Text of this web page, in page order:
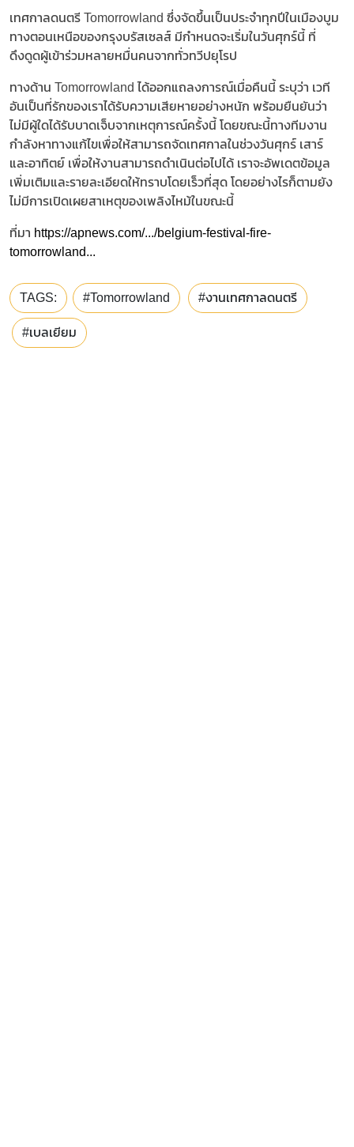
เทศกาลดนตรี Tomorrowland ซึ่งจัดขึ้นเป็นประจำทุกปีในเมืองบูม
ทางตอนเหนือของกรุงบรัสเซลส์ มีกำหนดจะเริ่มในวันศุกร์นี้ ที่
ดึงดูดผู้เข้าร่วมหลายหมื่นคนจากทั่วทวีปยุโรป
ทางด้าน Tomorrowland ได้ออกแถลงการณ์เมื่อคืนนี้ ระบุว่า เวที
อันเป็นที่รักของเราได้รับความเสียหายอย่างหนัก พร้อมยืนยันว่า
ไม่มีผู้ใดได้รับบาดเจ็บจากเหตุการณ์ครั้งนี้ โดยขณะนี้ทางทีมงาน
กำลังหาทางแก้ไขเพื่อให้สามารถจัดเทศกาลในช่วงวันศุกร์ เสาร์
และอาทิตย์ เพื่อให้งานสามารถดำเนินต่อไปได้ เราจะอัพเดตข้อมูล
เพิ่มเติมและรายละเอียดให้ทราบโดยเร็วที่สุด โดยอย่างไรก็ตามยัง
ไม่มีการเปิดเผยสาเหตุของเพลิงไหม้ในขณะนี้
ที่มา https://apnews.com/.../belgium-festival-fire-
tomorrowland...
TAGS: #Tomorrowland #งานเทศกาลดนตรี
#เบลเยียม